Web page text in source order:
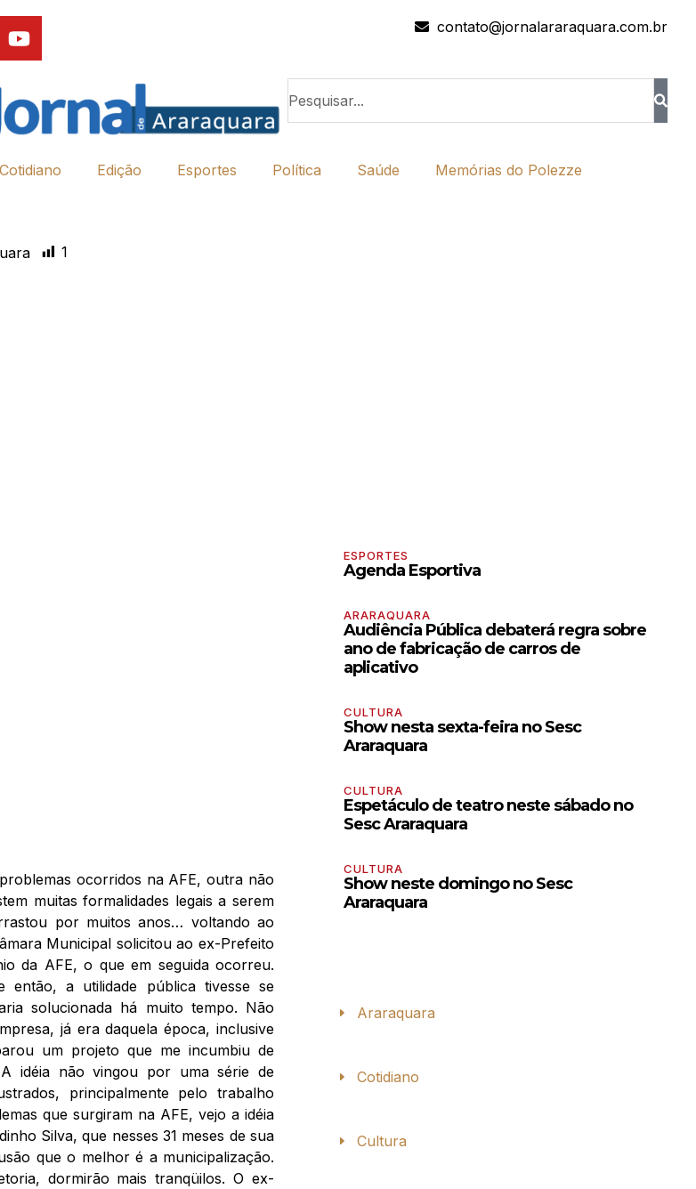
contato@jornalararaquara.com.br
Cotidiano Edição Esportes Política Saúde Memórias do Polezze
1
ocorridos na AFE, outra não
muitas formalidades legais a serem
por muitos anos… voltando ao
Municipal solicitou ao ex-Prefeito
da AFE, o que em seguida ocorreu.
então, a utilidade pública tivesse se
solucionada há muito tempo. Não
já era daquela época, inclusive
um projeto que me incumbiu de
idéia não vingou por uma série de
principalmente pelo trabalho
que surgiram na AFE, vejo a idéia
Silva, que nesses 31 meses de sua
que o melhor é a municipalização.
dormirão mais tranqüilos. O ex-
ESPORTES
Agenda Esportiva
ARARAQUARA
Audiência Pública debaterá regra sobre
ano de fabricação de carros de
aplicativo
CULTURA
Show nesta sexta-feira no Sesc
Araraquara
CULTURA
Espetáculo de teatro neste sábado no
Sesc Araraquara
CULTURA
Show neste domingo no Sesc
Araraquara
Araraquara
Cotidiano
Cultura